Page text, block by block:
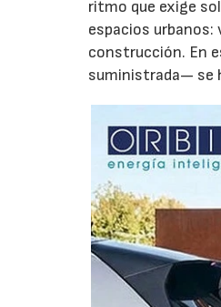
ritmo que exige
espacios
construcción. En
suministrada— se